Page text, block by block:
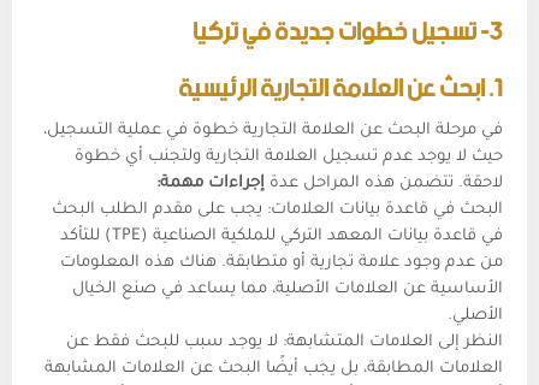
3- تسجيل خطوات جديدة في تركيا
1. ابحث عن العلامة التجارية الرئيسية
في مرحلة البحث عن العلامة التجارية خطوة في عملية التسجيل،
حيث لا يوجد عدم تسجيل العلامة التجارية ولتجنب أي خطوة
لاحقة. تتضمن هذه المراحل عدة إجراءات مهمة:
البحث في قاعدة بيانات العلامات: يجب على مقدم الطلب البحث
في قاعدة بيانات المعهد التركي للملكية الصناعية (TPE) للتأكد
من عدم وجود علامة تجارية أو متطابقة. هناك هذه المعلومات
الأساسية عن العلامات الأصلية، مما يساعد في صنع الخيال
الأصلي.
النظر إلى العلامات المتشابهة: لا يوجد سبب للبحث فقط عن
العلامات المطابقة، بل يجب أيضًا البحث عن العلامات المشابهة